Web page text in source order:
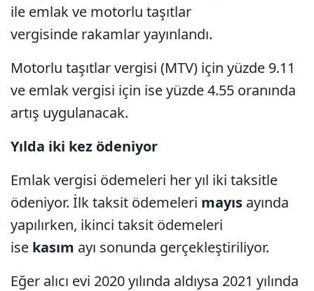
ile emlak ve motorlu taşıtlar
vergisinde rakamlar yayınlandı.
Motorlu taşıtlar vergisi (MTV) için yüzde 9.11
ve emlak vergisi için ise yüzde 4.55 oranında
artış uygulanacak.
Yılda iki kez ödeniyor
Emlak vergisi ödemeleri her yıl iki taksitle
ödeniyor. İlk taksit ödemeleri mayıs ayında
yapılırken, ikinci taksit ödemeleri
ise kasım ayı sonunda gerçekleştiriliyor.
Eğer alıcı evi 2020 yılında aldıysa 2021 yılında